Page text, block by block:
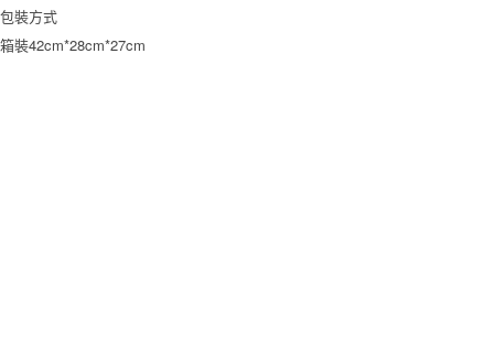
包裝方式
箱裝42cm*28cm*27cm